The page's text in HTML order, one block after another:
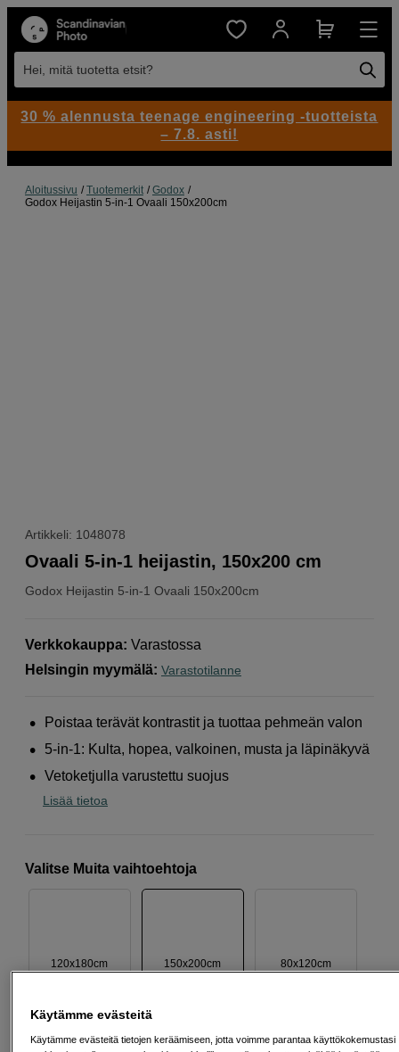
Hei, mitä tuotetta etsit?
Aloitussivu Tuotemerkit
Godox
Godox Heijastin 5-in-1 Ovaali 150x200cm
Artikkeli: 1048078
Godox Heijastin 5-in-1 Ovaali 150x200cm
Ovaali 5-in-1 heijastin, 150x200 cm
Verkkokauppa: Varastossa
Helsingin myymälä: Varastotilanne
Poistaa terävät kontrastit ja tuottaa pehmeän valon
5-in-1: Kulta, hopea, valkoinen, musta ja läpinäkyvä
Vetoketjulla varustettu suojus
Lisää tietoa
Valitse Muita vaihtoehtoja
120x180cm 150x200cm 80x120cm
75 EUR
30 % alennusta teenage engineering -tuotteista
– 7.8. asti!
Käytämme evästeitä
Käytämme evästeitä tietojen keräämiseen, jotta voimme parantaa käyttökokemustasi